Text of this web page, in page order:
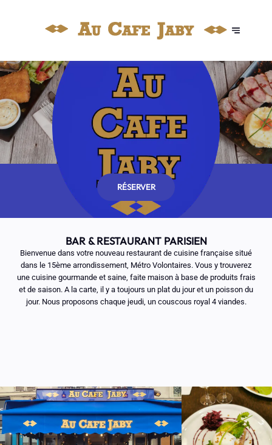
RÉSERVER
BAR & RESTAURANT PARISIEN
Bienvenue dans votre nouveau restaurant de cuisine française situé
dans le 15ème arrondissement, Métro Volontaires. Vous y trouverez
une cuisine gourmande et saine, faite maison à base de produits frais
et de saison. A la carte, il y a toujours un plat du jour et un poisson du
jour. Nous proposons chaque jeudi, un couscous royal 4 viandes.